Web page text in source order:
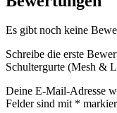
Es gibt noch keine
Schreibe die erste
Schultergurte (Mesh &
Deine E-Mail-Adresse
Felder sind mit *